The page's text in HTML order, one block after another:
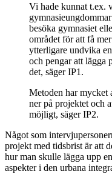
Vi hade kunnat t.ex.
besöka gymnasiet
området för att få
ytterligare undvika
och pengar att lägga
det, säger IP1.
Metoden har mycket
ner på projektet och
möjligt, säger IP2.
Något som
projekt med tidsbrist är att
hur man skulle lägga upp
aspekter i den urbana